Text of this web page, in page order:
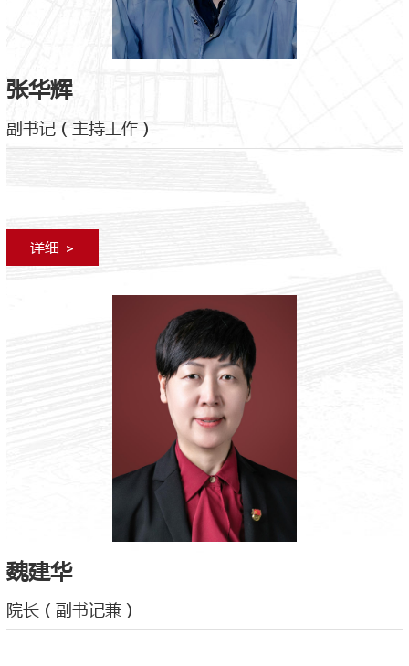
张华辉
副书记（主持工作）
详细 >
魏建华
院长（副书记兼）